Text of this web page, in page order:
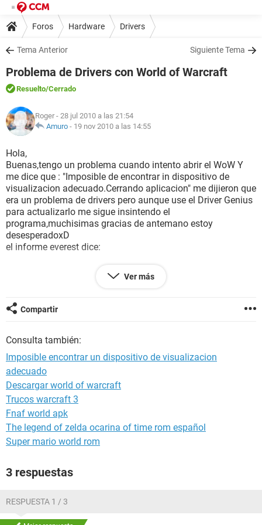
Foros Hardware Drivers
Tema Anterior Siguiente Tema
Problema de Drivers con World of Warcraft
Resuelto/Cerrado
Roger - 28 jul 2010 a las 21:54
Amuro - 19 nov 2010 a las 14:55
Hola,
Buenas,tengo un problema cuando intento abrir el WoW Y
me dice que : "Imposible de encontrar in dispositivo de
visualizacion adecuado.Cerrando aplicacion" me dijieron que
era un problema de drivers pero aunque use el Driver Genius
para actualizarlo me sigue insintendo el
programa,muchisimas gracias de antemano estoy
desesperadoxD
el informe everest dice:
--------[ EVEREST Home Edition (c) 2003-2005 Lavalys, Inc. ]-----
-------------------------------------------------------
Versión EVEREST v2.20.405/es
Sitio Web
Ordenador FEDERICO-PC
Generador Federico
Sistema operativo Windows 7 Ultimate Media Center Edition
6.1.7600
Fecha 2010-07-28
Hora 16:43
--------[ Resumen ]------------------------------------------------------------------------------
-----------------------
Ordenador:
Sistema operativo Windows 7 Ultimate Media Center Edition
DirectX 4.09.00.0904 (DirectX 9.0c)
Nombre del sistema FEDERICO-PC
Ver más
Compartir
Consulta también:
Imposible encontrar un dispositivo de visualizacion
adecuado
Descargar world of warcraft
Trucos warcraft 3
Fnaf world apk
The legend of zelda ocarina of time rom español
Super mario world rom
3 respuestas
RESPUESTA 1 / 3